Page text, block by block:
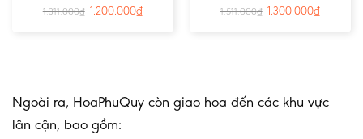
1.311.000₫ 1.200.000₫ 1.511.000₫ 1.300.000₫
Ngoài ra, HoaPhuQuy còn giao hoa đến các khu vực
lân cận, bao gồm: